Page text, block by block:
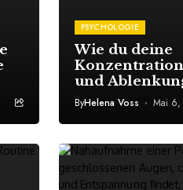
PSYCHOLOGIE
Wie du deine
und
gezielte
Übungen
ByHelena Voss Mai 6,